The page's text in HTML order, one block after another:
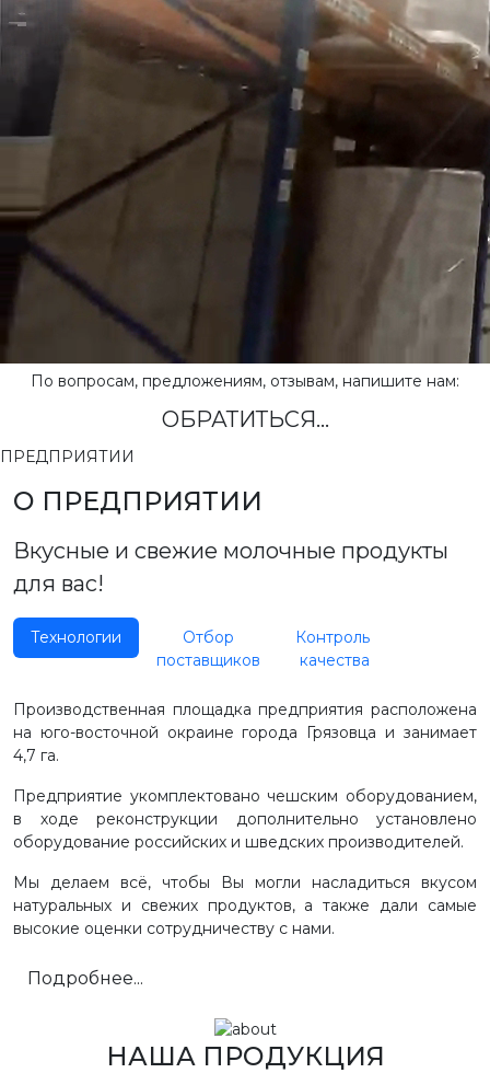
По вопросам, предложениям, отзывам, напишите нам:
ОБРАТИТЬСЯ...
ПРЕДПРИЯТИИ
О ПРЕДПРИЯТИИ
Вкусные и свежие молочные продукты
для вас!
Технологии
Отбор
поставщиков
Контроль
качества
Производственная площадка предприятия расположена
на юго-восточной окраине города Грязовца и занимает
4,7 га.
Предприятие укомплектовано чешским оборудованием,
в ходе реконструкции дополнительно установлено
оборудование российских и шведских производителей.
Мы делаем всё, чтобы Вы могли насладиться вкусом
натуральных и свежих продуктов, а также дали самые
высокие оценки сотрудничеству с нами.
Подробнее...
НАША ПРОДУКЦИЯ